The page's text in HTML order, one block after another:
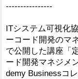
----------------
ITシステム可視化
ーコード開発のマ
で公開した講座「
ード開発マネジメ
demy Businessコ